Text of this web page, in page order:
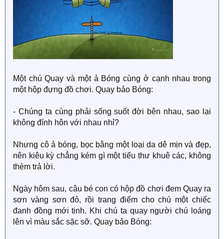
Một chú Quay và một ả Bóng cùng ở cạnh nhau trong
một hộp đựng đồ chơi. Quay bảo Bóng:
- Chúng ta cùng phải sống suốt đời bên nhau, sao lại
không đính hôn với nhau nhỉ?
Nhưng cô ả bóng, bọc bằng một loại da dê mịn và đẹp,
nên kiêu kỳ chẳng kém gì một tiểu thư khuê các, không
thèm trả lời.
Ngày hôm sau, cậu bé con có hộp đồ chơi đem Quay ra
sơn vàng sơn đỏ, rồi trang điểm cho chú một chiếc
đanh đồng mới tinh. Khi chú ta quay người chú loáng
lên vì màu sắc sặc sỡ. Quay bảo Bóng: